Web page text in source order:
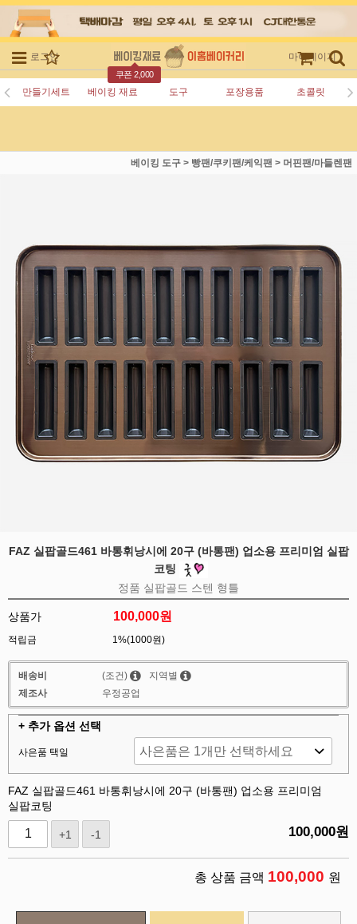
로그인 회원가입
쿠폰 2,000
주문조회 마이페이지
만들기세트 베이킹 재료 도구 포장용품 초콜릿
베이킹 도구 > 빵팬/쿠키팬/케익팬 > 머핀팬/마들렌팬
FAZ 실팝골드461 바통휘낭시에 20구 (바통팬) 업소용 프리미엄 실팝
코팅
정품 실팝골드 스텐 형틀
상품가 100,000원
적립금 1%(1000원)
배송비 (조건)
지역별
제조사
우정공업
+ 추가 옵션 선택
사은품 택일
FAZ 실팝골드461 바통휘낭시에 20구 (바통팬) 업소용 프리미엄
실팝코팅
+1 -1 100,000원
총 상품 금액 100,000 원